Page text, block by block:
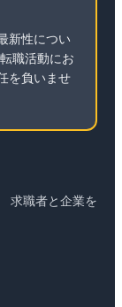
新性につい
職活動にお
を負いませ
求職者と企業を